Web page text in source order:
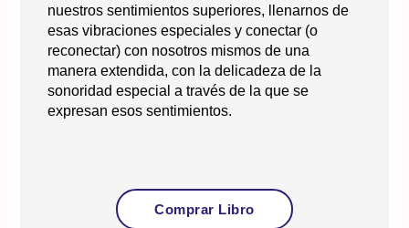
nuestros sentimientos superiores, llenarnos de
esas vibraciones especiales y conectar (o
reconectar) con nosotros mismos de una
manera extendida, con la delicadeza de la
sonoridad especial a través de la que se
expresan esos sentimientos.
Comprar Libro